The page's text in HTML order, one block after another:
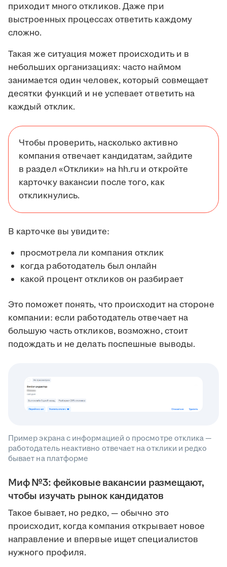
приходит много откликов. Даже при
выстроенных процессах ответить каждому
сложно.
Такая же ситуация может происходить и в
небольших организациях: часто наймом
занимается один человек, который совмещает
десятки функций и не успевает ответить на
каждый отклик.
Чтобы проверить, насколько активно
компания отвечает кандидатам, зайдите
в раздел «Отклики» на hh.ru и откройте
карточку вакансии после того, как
откликнулись.
В карточке вы увидите:
просмотрела ли компания отклик
когда работодатель был онлайн
какой процент откликов он разбирает
Это поможет понять, что происходит на стороне
компании: если работодатель отвечает на
большую часть откликов, возможно, стоит
подождать и не делать поспешные выводы.
Пример экрана с информацией о просмотре отклика —
работодатель неактивно отвечает на отклики и редко
бывает на платформе
Миф №3: фейковые вакансии размещают,
чтобы изучать рынок кандидатов
Такое бывает, но редко, — обычно это
происходит, когда компания открывает новое
направление и впервые ищет специалистов
нужного профиля.